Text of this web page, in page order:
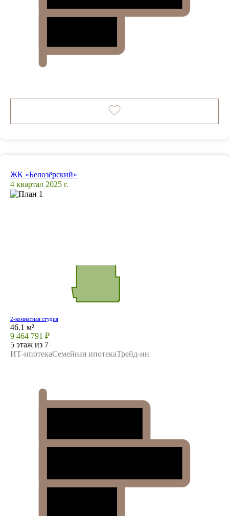
ЖК «Белозёрский»
4 квартал 2025 г.
2-комнатная студия
46.1 м²
9 464 791 ₽
5 этаж из 7
ИТ-ипотекаСемейная ипотекаТрейд-ин